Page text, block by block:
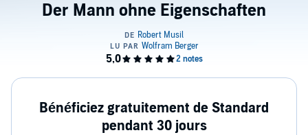
Der Mann ohne Eigenschaften
Bénéficiez gratuitement de Standard
pendant 30 jours